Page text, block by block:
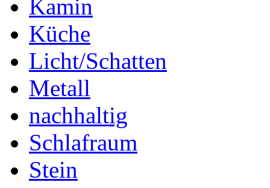
Kamin
Küche
Licht/Schatten
Metall
nachhaltig
Schlafraum
Stein